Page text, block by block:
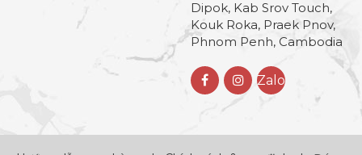
Dipok, Kab Srov Touch,
Kouk Roka, Praek Pnov,
Phnom Penh, Cambodia
Zalo